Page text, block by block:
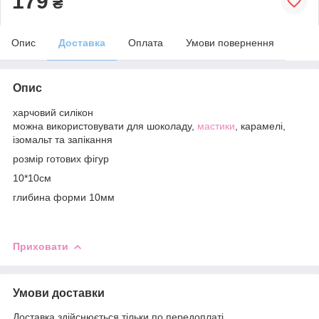
Опис Доставка Оплата Умови повернення
Опис
харчовий силікон
можна використовувати для шоколаду, мастики , карамелі,
ізомальт та запікання
розмір готових фігур
10*10см
глибина форми 10мм
Приховати
Умови доставки
Доставка здійснюється тільки по передоплаті.